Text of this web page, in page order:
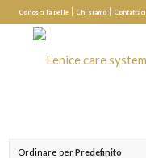
Conosci la pelle Chi siamo Contattaci
Ordinare perPredefinito